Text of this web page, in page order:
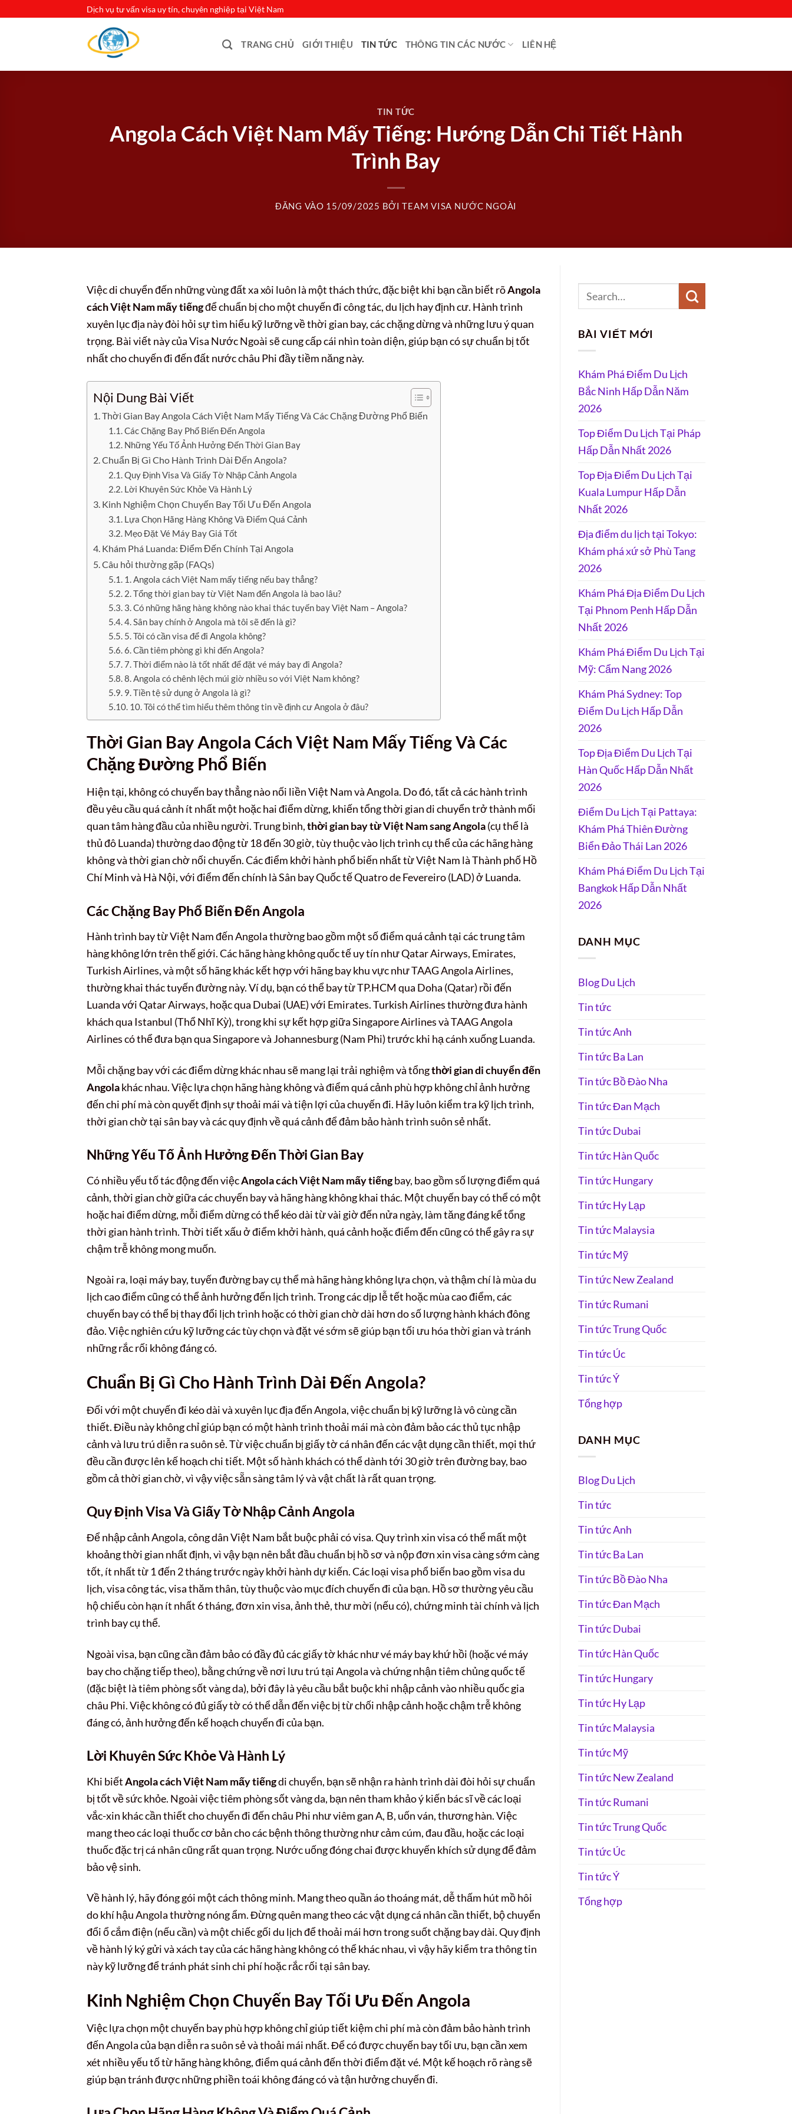
Dịch vụ tư vấn visa uy tín, chuyên nghiệp tại Việt Nam
TRANG CHỦ GIỚI THIỆU TIN TỨC THÔNG TIN CÁC NƯỚC LIÊN HỆ
TIN TỨC
Angola Cách Việt Nam Mấy Tiếng: Hướng Dẫn Chi Tiết Hành
Trình Bay
ĐĂNG VÀO 15/09/2025 BỞITEAM VISA NƯỚC NGOÀI
Việc di chuyển đến những vùng đất xa xôi luôn là một thách thức, đặc biệt khi bạn cần biết rõAngola
cách Việt Nam mấy tiếngđể chuẩn bị cho một chuyến đi công tác, du lịch hay định cư. Hành trình
xuyên lục địa này đòi hỏi sự tìm hiểu kỹ lưỡng về thời gian bay, các chặng dừng và những lưu ý quan
trọng. Bài viết này của Visa Nước Ngoài sẽ cung cấp cái nhìn toàn diện, giúp bạn có sự chuẩn bị tốt
nhất cho chuyến đi đến đất nước châu Phi đầy tiềm năng này.
Nội Dung Bài Viết
Thời Gian Bay Angola Cách Việt Nam Mấy Tiếng Và Các Chặng Đường Phổ Biến
Các Chặng Bay Phổ Biến Đến Angola
Những Yếu Tố Ảnh Hưởng Đến Thời Gian Bay
Chuẩn Bị Gì Cho Hành Trình Dài Đến Angola?
Quy Định Visa Và Giấy Tờ Nhập Cảnh Angola
Lời Khuyên Sức Khỏe Và Hành Lý
Kinh Nghiệm Chọn Chuyến Bay Tối Ưu Đến Angola
Lựa Chọn Hãng Hàng Không Và Điểm Quá Cảnh
Mẹo Đặt Vé Máy Bay Giá Tốt
Khám Phá Luanda: Điểm Đến Chính Tại Angola
Câu hỏi thường gặp (FAQs)
1. Angola cách Việt Nam mấy tiếng nếu bay thẳng?
2. Tổng thời gian bay từ Việt Nam đến Angola là bao lâu?
3. Có những hãng hàng không nào khai thác tuyến bay Việt Nam – Angola?
4. Sân bay chính ở Angola mà tôi sẽ đến là gì?
5. Tôi có cần visa để đi Angola không?
6. Cần tiêm phòng gì khi đến Angola?
7. Thời điểm nào là tốt nhất để đặt vé máy bay đi Angola?
8. Angola có chênh lệch múi giờ nhiều so với Việt Nam không?
9. Tiền tệ sử dụng ở Angola là gì?
10. Tôi có thể tìm hiểu thêm thông tin về định cư Angola ở đâu?
Thời Gian Bay Angola Cách Việt Nam Mấy Tiếng Và Các
Chặng Đường Phổ Biến
Hiện tại, không có chuyến bay thẳng nào nối liền Việt Nam và Angola. Do đó, tất cả các hành trình
đều yêu cầu quá cảnh ít nhất một hoặc hai điểm dừng, khiến tổng thời gian di chuyển trở thành mối
quan tâm hàng đầu của nhiều người. Trung bình,thời gian bay từ Việt Nam sang Angola(cụ thể là
thủ đô Luanda) thường dao động từ 18 đến 30 giờ, tùy thuộc vào lịch trình cụ thể của các hãng hàng
không và thời gian chờ nối chuyến. Các điểm khởi hành phổ biến nhất từ Việt Nam là Thành phố Hồ
Chí Minh và Hà Nội, với điểm đến chính là Sân bay Quốc tế Quatro de Fevereiro (LAD) ở Luanda.
Các Chặng Bay Phổ Biến Đến Angola
Hành trình bay từ Việt Nam đến Angola thường bao gồm một số điểm quá cảnh tại các trung tâm
hàng không lớn trên thế giới. Các hãng hàng không quốc tế uy tín như Qatar Airways, Emirates,
Turkish Airlines, và một số hãng khác kết hợp với hãng bay khu vực như TAAG Angola Airlines,
thường khai thác tuyến đường này. Ví dụ, bạn có thể bay từ TP.HCM qua Doha (Qatar) rồi đến
Luanda với Qatar Airways, hoặc qua Dubai (UAE) với Emirates. Turkish Airlines thường đưa hành
khách qua Istanbul (Thổ Nhĩ Kỳ), trong khi sự kết hợp giữa Singapore Airlines và TAAG Angola
Airlines có thể đưa bạn qua Singapore và Johannesburg (Nam Phi) trước khi hạ cánh xuống Luanda.
Mỗi chặng bay với các điểm dừng khác nhau sẽ mang lại trải nghiệm và tổngthời gian di chuyển đến
Angolakhác nhau. Việc lựa chọn hãng hàng không và điểm quá cảnh phù hợp không chỉ ảnh hưởng
đến chi phí mà còn quyết định sự thoải mái và tiện lợi của chuyến đi. Hãy luôn kiểm tra kỹ lịch trình,
thời gian chờ tại sân bay và các quy định về quá cảnh để đảm bảo hành trình suôn sẻ nhất.
Những Yếu Tố Ảnh Hưởng Đến Thời Gian Bay
Có nhiều yếu tố tác động đến việcAngola cách Việt Nam mấy tiếngbay, bao gồm số lượng điểm quá
cảnh, thời gian chờ giữa các chuyến bay và hãng hàng không khai thác. Một chuyến bay có thể có một
hoặc hai điểm dừng, mỗi điểm dừng có thể kéo dài từ vài giờ đến nửa ngày, làm tăng đáng kể tổng
thời gian hành trình. Thời tiết xấu ở điểm khởi hành, quá cảnh hoặc điểm đến cũng có thể gây ra sự
chậm trễ không mong muốn.
Ngoài ra, loại máy bay, tuyến đường bay cụ thể mà hãng hàng không lựa chọn, và thậm chí là mùa du
lịch cao điểm cũng có thể ảnh hưởng đến lịch trình. Trong các dịp lễ tết hoặc mùa cao điểm, các
chuyến bay có thể bị thay đổi lịch trình hoặc có thời gian chờ dài hơn do số lượng hành khách đông
đảo. Việc nghiên cứu kỹ lưỡng các tùy chọn và đặt vé sớm sẽ giúp bạn tối ưu hóa thời gian và tránh
những rắc rối không đáng có.
Chuẩn Bị Gì Cho Hành Trình Dài Đến Angola?
Đối với một chuyến đi kéo dài và xuyên lục địa đến Angola, việc chuẩn bị kỹ lưỡng là vô cùng cần
thiết. Điều này không chỉ giúp bạn có một hành trình thoải mái mà còn đảm bảo các thủ tục nhập
cảnh và lưu trú diễn ra suôn sẻ. Từ việc chuẩn bị giấy tờ cá nhân đến các vật dụng cần thiết, mọi thứ
đều cần được lên kế hoạch chi tiết. Một số hành khách có thể dành tới 30 giờ trên đường bay, bao
gồm cả thời gian chờ, vì vậy việc sẵn sàng tâm lý và vật chất là rất quan trọng.
Quy Định Visa Và Giấy Tờ Nhập Cảnh Angola
Để nhập cảnh Angola, công dân Việt Nam bắt buộc phải có visa. Quy trình xin visa có thể mất một
khoảng thời gian nhất định, vì vậy bạn nên bắt đầu chuẩn bị hồ sơ và nộp đơn xin visa càng sớm càng
tốt, ít nhất từ 1 đến 2 tháng trước ngày khởi hành dự kiến. Các loại visa phổ biến bao gồm visa du
lịch, visa công tác, visa thăm thân, tùy thuộc vào mục đích chuyến đi của bạn. Hồ sơ thường yêu cầu
hộ chiếu còn hạn ít nhất 6 tháng, đơn xin visa, ảnh thẻ, thư mời (nếu có), chứng minh tài chính và lịch
trình bay cụ thể.
Ngoài visa, bạn cũng cần đảm bảo có đầy đủ các giấy tờ khác như vé máy bay khứ hồi (hoặc vé máy
bay cho chặng tiếp theo), bằng chứng về nơi lưu trú tại Angola và chứng nhận tiêm chủng quốc tế
(đặc biệt là tiêm phòng sốt vàng da), bởi đây là yêu cầu bắt buộc khi nhập cảnh vào nhiều quốc gia
châu Phi. Việc không có đủ giấy tờ có thể dẫn đến việc bị từ chối nhập cảnh hoặc chậm trễ không
đáng có, ảnh hưởng đến kế hoạch chuyến đi của bạn.
Lời Khuyên Sức Khỏe Và Hành Lý
Khi biếtAngola cách Việt Nam mấy tiếngdi chuyển, bạn sẽ nhận ra hành trình dài đòi hỏi sự chuẩn
bị tốt về sức khỏe. Ngoài việc tiêm phòng sốt vàng da, bạn nên tham khảo ý kiến bác sĩ về các loại
vắc-xin khác cần thiết cho chuyến đi đến châu Phi như viêm gan A, B, uốn ván, thương hàn. Việc
mang theo các loại thuốc cơ bản cho các bệnh thông thường như cảm cúm, đau đầu, hoặc các loại
thuốc đặc trị cá nhân cũng rất quan trọng. Nước uống đóng chai được khuyến khích sử dụng để đảm
bảo vệ sinh.
Về hành lý, hãy đóng gói một cách thông minh. Mang theo quần áo thoáng mát, dễ thấm hút mồ hôi
do khí hậu Angola thường nóng ẩm. Đừng quên mang theo các vật dụng cá nhân cần thiết, bộ chuyển
đổi ổ cắm điện (nếu cần) và một chiếc gối du lịch để thoải mái hơn trong suốt chặng bay dài. Quy định
về hành lý ký gửi và xách tay của các hãng hàng không có thể khác nhau, vì vậy hãy kiểm tra thông tin
này kỹ lưỡng để tránh phát sinh chi phí hoặc rắc rối tại sân bay.
Kinh Nghiệm Chọn Chuyến Bay Tối Ưu Đến Angola
Việc lựa chọn một chuyến bay phù hợp không chỉ giúp tiết kiệm chi phí mà còn đảm bảo hành trình
đến Angola của bạn diễn ra suôn sẻ và thoải mái nhất. Để có được chuyến bay tối ưu, bạn cần xem
xét nhiều yếu tố từ hãng hàng không, điểm quá cảnh đến thời điểm đặt vé. Một kế hoạch rõ ràng sẽ
giúp bạn tránh được những phiền toái không đáng có và tận hưởng chuyến đi.
BÀI VIẾT MỚI
Khám Phá Điểm Du Lịch
Bắc Ninh Hấp Dẫn Năm
2026
Top Điểm Du Lịch Tại Pháp
Hấp Dẫn Nhất 2026
Top Địa Điểm Du Lịch Tại
Kuala Lumpur Hấp Dẫn
Nhất 2026
Địa điểm du lịch tại Tokyo:
Khám phá xứ sở Phù Tang
2026
Khám Phá Địa Điểm Du Lịch
Tại Phnom Penh Hấp Dẫn
Nhất 2026
Khám Phá Điểm Du Lịch Tại
Mỹ: Cẩm Nang 2026
Khám Phá Sydney: Top
Điểm Du Lịch Hấp Dẫn
2026
Top Địa Điểm Du Lịch Tại
Hàn Quốc Hấp Dẫn Nhất
2026
Điểm Du Lịch Tại Pattaya:
Khám Phá Thiên Đường
Biển Đảo Thái Lan 2026
Khám Phá Điểm Du Lịch Tại
Bangkok Hấp Dẫn Nhất
2026
DANH MỤC
Blog Du Lịch
Tin tức
Tin tức Anh
Tin tức Ba Lan
Tin tức Bồ Đào Nha
Tin tức Đan Mạch
Tin tức Dubai
Tin tức Hàn Quốc
Tin tức Hungary
Tin tức Hy Lạp
Tin tức Malaysia
Tin tức Mỹ
Tin tức New Zealand
Tin tức Rumani
Tin tức Trung Quốc
Tin tức Úc
Tin tức Ý
Tổng hợp
DANH MỤC
Blog Du Lịch
Tin tức
Tin tức Anh
Tin tức Ba Lan
Tin tức Bồ Đào Nha
Tin tức Đan Mạch
Tin tức Dubai
Tin tức Hàn Quốc
Tin tức Hungary
Tin tức Hy Lạp
Tin tức Malaysia
Tin tức Mỹ
Tin tức New Zealand
Tin tức Rumani
Tin tức Trung Quốc
Tin tức Úc
Tin tức Ý
Tổng hợp